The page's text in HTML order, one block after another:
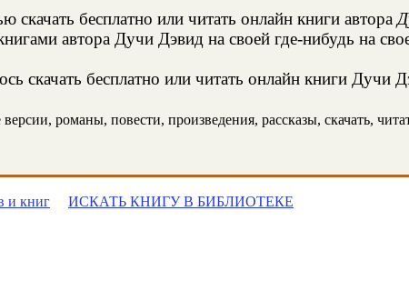
бесплатно или читать онлайн книги автора
автора Дучи Дэвид на своей где-нибудь на
скачать бесплатно или читать онлайн книги Дучи
романы, повести, произведения, рассказы, скачать,
и книг ИСКАТЬ КНИГУ В БИБЛИОТЕКЕ